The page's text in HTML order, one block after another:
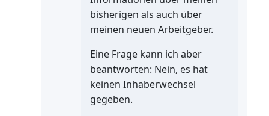
bisherigen als auch über
meinen neuen Arbeitgeber.
Eine Frage kann ich aber
beantworten: Nein, es hat
keinen Inhaberwechsel
gegeben.